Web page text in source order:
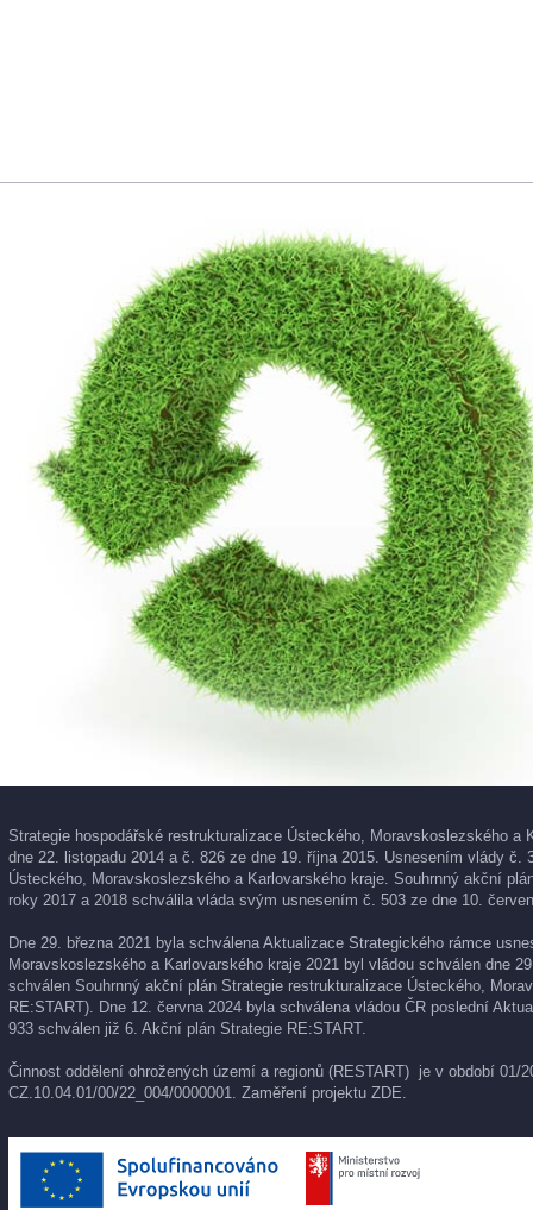
Strategie hospodářské restrukturalizace Ústeckého, Moravskoslezského
dne 22. listopadu 2014 a č. 826 ze dne 19. října 2015. Usnesením vlády
Ústeckého, Moravskoslezského a Karlovarského kraje. Souhrnný akční
roky 2017 a 2018 schválila vláda svým usnesením č. 503 ze dne 10.
Dne 29. března 2021 byla schválena Aktualizace Strategického rámce
Moravskoslezského a Karlovarského kraje 2021 byl vládou schválen dne
schválen Souhrnný akční plán Strategie restrukturalizace Ústeckého,
RE:START). Dne 12. června 2024 byla schválena vládou ČR poslední
933 schválen již 6. Akční plán Strategie RE:START.
Činnost oddělení ohrožených území a regionů (RESTART) je v období
CZ.10.04.01/00/22_004/0000001. Zaměření projektu ZDE